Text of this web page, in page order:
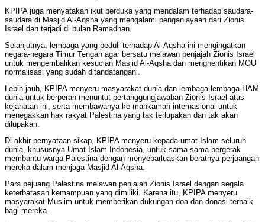
KPIPA juga menyatakan ikut berduka yang mendalam terhadap saudara-
saudara di Masjid Al-Aqsha yang mengalami penganiayaan dari Zionis
Israel dan terjadi di bulan Ramadhan.
Selanjutnya, lembaga yang peduli terhadap Al-Aqsha ini mengingatkan
negara-negara Timur Tengah agar bersatu melawan penjajah Zionis Israel
untuk mengembalikan kesucian Masjid Al-Aqsha dan menghentikan MOU
normalisasi yang sudah ditandatangani.
Lebih jauh, KPIPA menyeru masyarakat dunia dan lembaga-lembaga HAM
dunia untuk berperan menuntut pertanggungjawaban Zionis Israel atas
kejahatan ini, serta membawanya ke mahkamah internasional untuk
menegakkan hak rakyat Palestina yang tak terlupakan dan tak akan
dilupakan.
Di akhir pernyataan sikap, KPIPA menyeru kepada umat Islam seluruh
dunia, khususnya Umat Islam Indonesia, untuk sama-sama bergerak
membantu warga Palestina dengan menyebarluaskan beratnya perjuangan
mereka dalam menjaga Masjid Al-Aqsha.
Para pejuang Palestina melawan penjajah Zionis Israel dengan segala
keterbatasan kemampuan yang dimiliki. Karena itu, KPIPA menyeru
masyarakat Muslim untuk memberikan dukungan doa dan donasi terbaik
bagi mereka.